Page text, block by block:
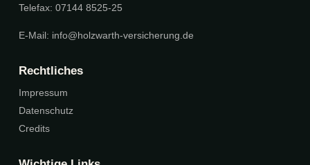
Telefax: 07144 8525-25
E-Mail: info@holzwarth-versicherung.de
Rechtliches
Impressum
Datenschutz
Credits